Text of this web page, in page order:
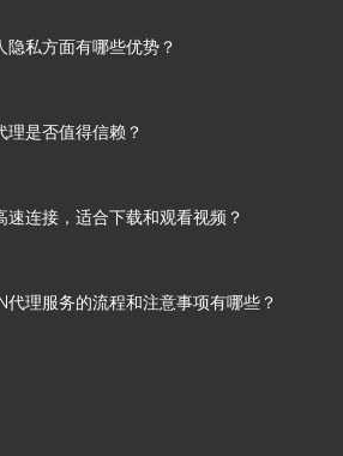
隐私方面有哪些优势？
理是否值得信赖？
速连接，适合下载和观看视频？
代理服务的流程和注意事项有哪些？